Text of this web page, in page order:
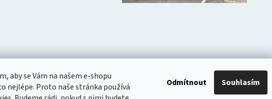
aby se Vám na našem e-shopu
nejlépe. Proto naše stránka používá
Odmítnout Souhlasím